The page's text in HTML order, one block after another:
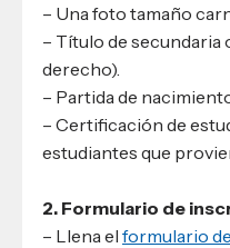
– Una foto tamaño
– Título de secundaria
derecho).
– Partida de
– Certificación de
estudiantes que
2. Formulario de
– Llena el formulario